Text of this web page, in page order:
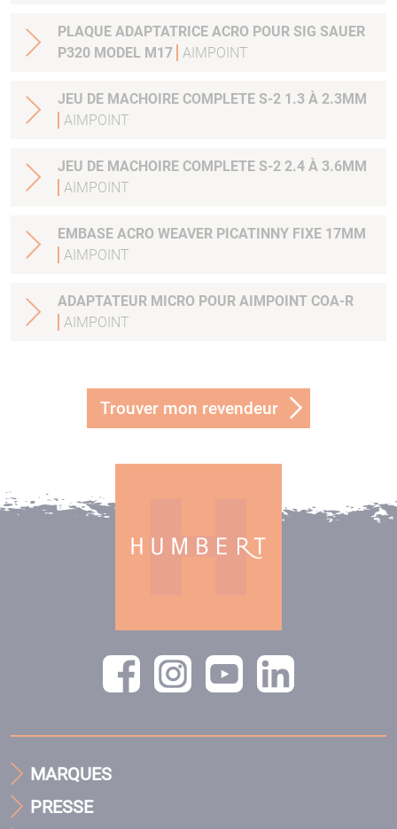
PLAQUE ADAPTATRICE ACRO POUR SIG SAUER
P320 MODEL M17 AIMPOINT
JEU DE MACHOIRE COMPLETE S-2 1.3 À 2.3MM
AIMPOINT
JEU DE MACHOIRE COMPLETE S-2 2.4 À 3.6MM
AIMPOINT
EMBASE ACRO WEAVER PICATINNY FIXE 17MM
AIMPOINT
ADAPTATEUR MICRO POUR AIMPOINT COA-R
AIMPOINT
Trouver mon revendeur
MARQUES
PRESSE